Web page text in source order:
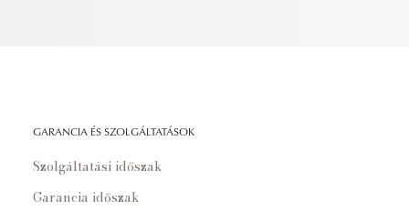
GARANCIA ÉS SZOLGÁLTATÁSOK
Szolgáltatási időszak
Garancia időszak